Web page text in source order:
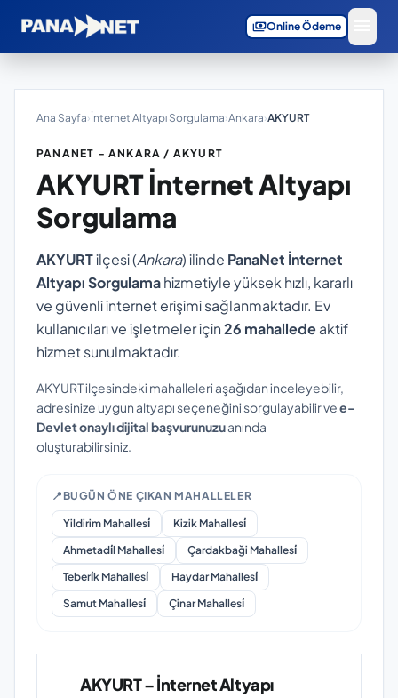
paymentsOnline Ödeme
Ana Sayfa›İnternet Altyapı Sorgulama›Ankara›AKYURT
PANANET – ANKARA / AKYURT
AKYURTİnternet Altyapı
Sorgulama
AKYURTilçesi (Ankara) ilinde PanaNet İnternet
Altyapı Sorgulamahizmetiyle yüksek hızlı, kararlı
ve güvenli internet erişimi sağlanmaktadır. Ev
kullanıcıları ve işletmeler için26 mahalledeaktif
hizmet sunulmaktadır.
AKYURT ilçesindeki mahalleleri aşağıdan inceleyebilir,
adresinize uygun altyapı seçeneğini sorgulayabilir vee-
Devlet onaylı dijital başvurunuzuanında
oluşturabilirsiniz.
📍 BUGÜN ÖNE ÇIKAN MAHALLELER
Yildirim Mahallesi̇
Kizik Mahallesi̇
Ahmetadi̇l Mahallesi̇
Çardakbaği Mahallesi̇
Teberi̇k Mahallesi̇
Haydar Mahallesi̇
Samut Mahallesi̇
Çinar Mahallesi̇
AKYURT – İnternet Altyapı